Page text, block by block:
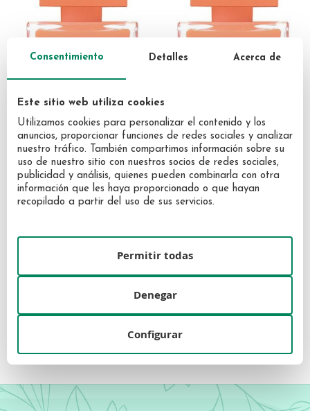
Narciso Rodríguez Narciso
Ambrée Eau de Parfum 50 ml
Vaporizador
84,00 €
Narciso Rodríguez Narciso
Ambrée Eau de Parfum 30 ml
Vaporizador
58,40 €
Consentimiento Detalles Acerca de
Este sitio web utiliza cookies
Utilizamos cookies para personalizar el contenido y los
anuncios, proporcionar funciones de redes sociales y analizar
nuestro tráfico. También compartimos información sobre su
uso de nuestro sitio con nuestros socios de redes sociales,
publicidad y análisis, quienes pueden combinarla con otra
información que les haya proporcionado o que hayan
recopilado a partir del uso de sus servicios.
Configurar
Denegar
Permitir todas